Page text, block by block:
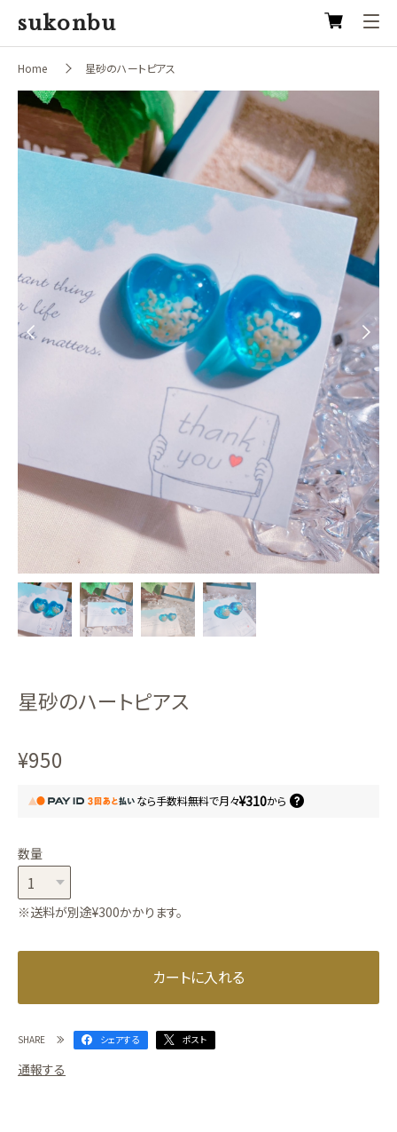
sukonbu
Home 星砂のハートピアス
Next
星砂のハートピアス
¥950
なら手数料無料で月々¥310から
数量
※送料が別途¥300かかります。
カートに入れる
SHARE シェアする ポスト
通報する